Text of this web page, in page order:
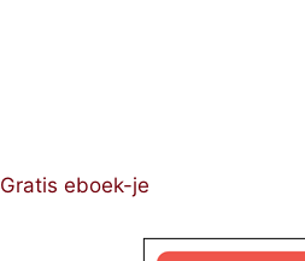
Gratis eboek-je